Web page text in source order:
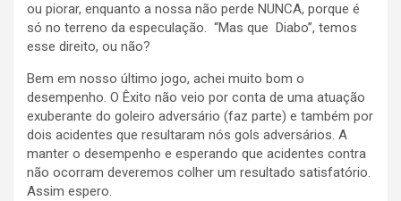
ou piorar, enquanto a nossa não perde NUNCA, porque é
só no terreno da especulação. “Mas que Diabo”, temos
esse direito, ou não?
Bem em nosso último jogo, achei muito bom o
desempenho. O Êxito não veio por conta de uma atuação
exuberante do goleiro adversário (faz parte) e também por
dois acidentes que resultaram nós gols adversários. A
manter o desempenho e esperando que acidentes contra
não ocorram deveremos colher um resultado satisfatório.
Assim espero.